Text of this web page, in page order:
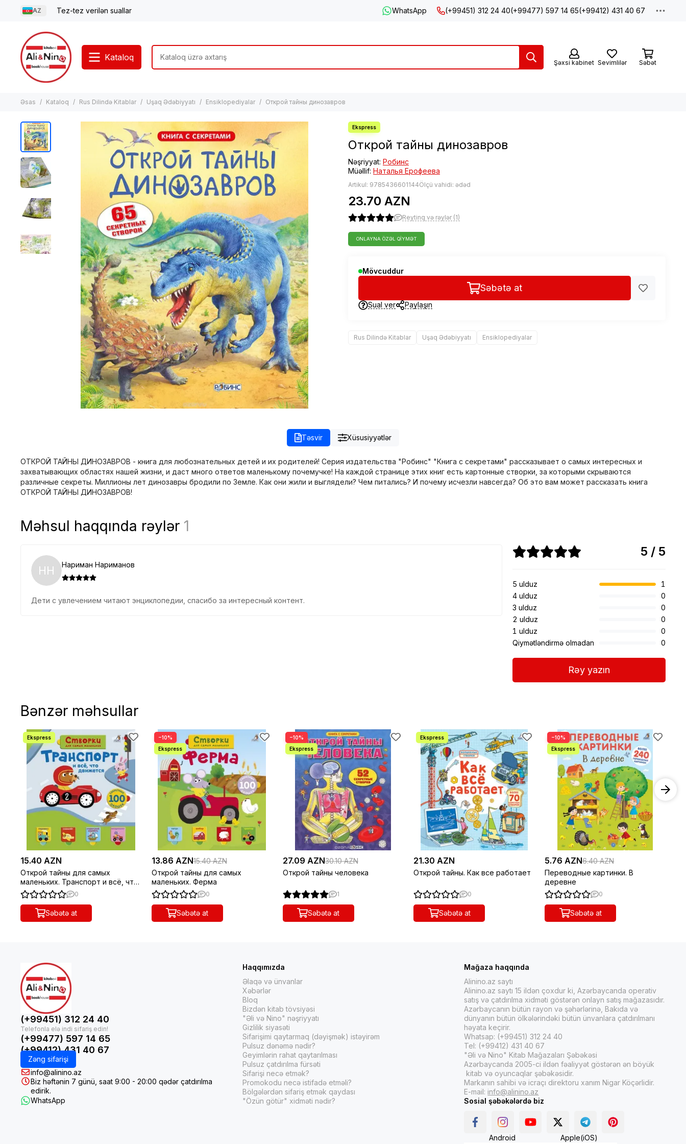
AZ Tez-tez verilən suallar WhatsApp (+99451) 312 24 40(+99477) 597 14 65(+99412) 431 40 67
Kataloq
Şəxsi kabinet Sevimlilər Səbət
Əsas Kataloq Rus Dilində Kitablar Uşaq Ədəbiyyatı Ensiklopediyalar Открой тайны динозавров
Открой тайны динозавров
Nəşriyyat: Робинс
Müəllif: Наталья Ерофеева
Artikul: 9785436601144Ölçü vahidi: ədəd
23.70 AZN
Reytinq və rəylər (1)
ONLAYNA ÖZƏL QIYMƏT
Mövcuddur
Səbətə at
Sual ver Paylaşın
Rus Dilində Kitablar Uşaq Ədəbiyyatı Ensiklopediyalar
Təsvir Xüsusiyyətlər
ОТКРОЙ ТАЙНЫ ДИНОЗАВРОВ - книга для любознательных детей и их родителей! Серия издательства "Робинс" "Книга с секретами" рассказывает о самых интересных и
захватывающих областях нашей жизни, и даст много ответов маленькому почемучке! На каждой странице этих книг есть картонные створки, за которыми скрываются
различные секреты. Миллионы лет динозавры бродили по Земле. Как они жили и выглядели? Чем питались? И почему исчезли навсегда? Об это вам может рассказать книга
ОТКРОЙ ТАЙНЫ ДИНОЗАВРОВ!
Məhsul haqqında rəylər 1
НН Нариман Нариманов
Дети с увлечением читают энциклопедии, спасибо за интересный контент.
5 / 5
5 ulduz
1
4 ulduz
0
3 ulduz
0
2 ulduz
0
1 ulduz
0
Qiymətləndirmə olmadan
0
Rəy yazın
Bənzər məhsullar
15.40 AZN
Открой тайны для самых
маленьких. Транспорт и всё, что
движется
0
Səbətə at
−10%
13.86 AZN15.40 AZN
Открой тайны для самых
маленьких. Ферма
0
Səbətə at
−10%
27.09 AZN30.10 AZN
Открой тайны человека
1
Səbətə at
21.30 AZN
Открой тайны. Как все работает
0
Səbətə at
−10%
5.76 AZN6.40 AZN
Переводные картинки. В
деревне
0
Səbətə at
(+99451) 312 24 40
(+99477) 597 14 65
(+99412) 431 40 67
Zəng sifarişi
info@alinino.az
Biz həftənin 7 günü, saat 9:00 - 20:00 qədər çatdırılma
edirik.
WhatsApp
Haqqımızda
Əlaqə və ünvanlar
Xəbərlər
Bloq
Bizdən kitab tövsiyəsi
"Əli və Nino" nəşriyyatı
Gizlilik siyasəti
Sifarişimi qaytarmaq (dəyişmək) istəyirəm
Pulsuz dənəmə nədir?
Geyimlərin rahat qaytarılması
Pulsuz çatdırılma fürsəti
Sifarişi necə etmək?
Promokodu necə istifadə etməli?
Bölgələrdən sifariş etmək qaydası
"Özün götür" xidməti nədir?
Mağaza haqqında
Alinino.az saytı
Alinino.az saytı 15 ildən çoxdur ki, Azərbaycanda operativ
satış və çatdırılma xidməti göstərən onlayn satış mağazasıdır.
Azərbaycanın bütün rayon və şəhərlərinə, Bakıda və
dünyanın bütün ölkələrindəki bütün ünvanlara çatdırılmanı
həyata keçirir.
Whatsap: (+99451) 312 24 40
Tel: (+99412) 431 40 67
"Əli və Nino" Kitab Mağazaları Şəbəkəsi
Azərbaycanda 2005-ci ildən fəaliyyət göstərən ən böyük
kitab və oyuncaqlar şəbəkəsidir.
Markanın sahibi və icraçı direktoru xanım Nigar Köçərlidir.
E-mail: info@alinino.az
Sosial şəbəkələrdə biz
Android Apple(iOS)